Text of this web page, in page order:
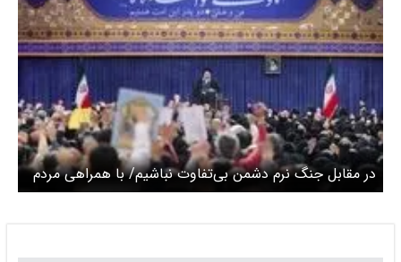
در مقابل جنگ نرم دشمن بی‌تفاوت نباشیم/ با همراهی مردم
دشمن را به زانو در می‌آوریم